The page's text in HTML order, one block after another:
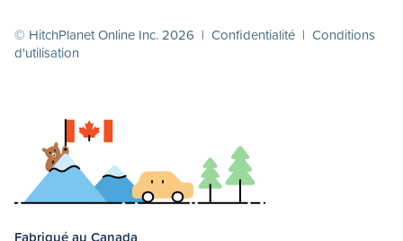
© HitchPlanet Online Inc. 2026 | Confidentialité | Conditions
d'utilisation
Fabriqué au Canada